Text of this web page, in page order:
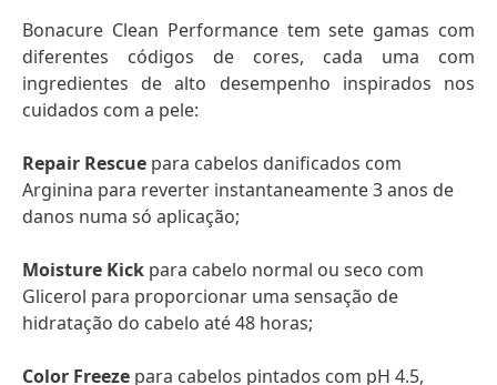
Bonacure Clean Performance tem sete gamas com
diferentes códigos de cores, cada uma com
ingredientes de alto desempenho inspirados nos
cuidados com a pele:
Repair Rescue para cabelos danificados com
Arginina para reverter instantaneamente 3 anos de
danos numa só aplicação;
Moisture Kick para cabelo normal ou seco com
Glicerol para proporcionar uma sensação de
hidratação do cabelo até 48 horas;
Color Freeze para cabelos pintados com pH 4.5,